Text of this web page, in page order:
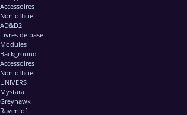
Accessoires
Non officiel
AD&D2
Livres de base
Modules
Background
Accessoires
Non officiel
UNIVERS
Mystara
Greyhawk
Ravenloft